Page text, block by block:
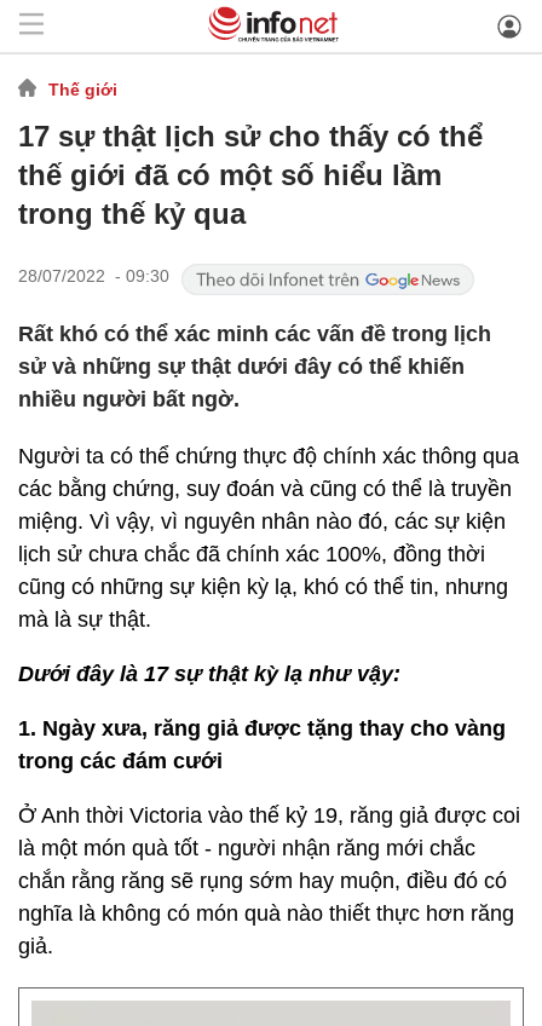
Thế giới
17 sự thật lịch sử cho thấy có thể
thế giới đã có một số hiểu lầm
trong thế kỷ qua
28/07/2022 - 09:30
Rất khó có thể xác minh các vấn đề trong lịch
sử và những sự thật dưới đây có thể khiến
nhiều người bất ngờ.
Người ta có thể chứng thực độ chính xác thông qua
các bằng chứng, suy đoán và cũng có thể là truyền
miệng. Vì vậy, vì nguyên nhân nào đó, các sự kiện
lịch sử chưa chắc đã chính xác 100%, đồng thời
cũng có những sự kiện kỳ lạ, khó có thể tin, nhưng
mà là sự thật.
Dưới đây là 17 sự thật kỳ lạ như vậy:
1. Ngày xưa, răng giả được tặng thay cho vàng
trong các đám cưới
Ở Anh thời Victoria vào thế kỷ 19, răng giả được coi
là một món quà tốt - người nhận răng mới chắc
chắn rằng răng sẽ rụng sớm hay muộn, điều đó có
nghĩa là không có món quà nào thiết thực hơn răng
giả.